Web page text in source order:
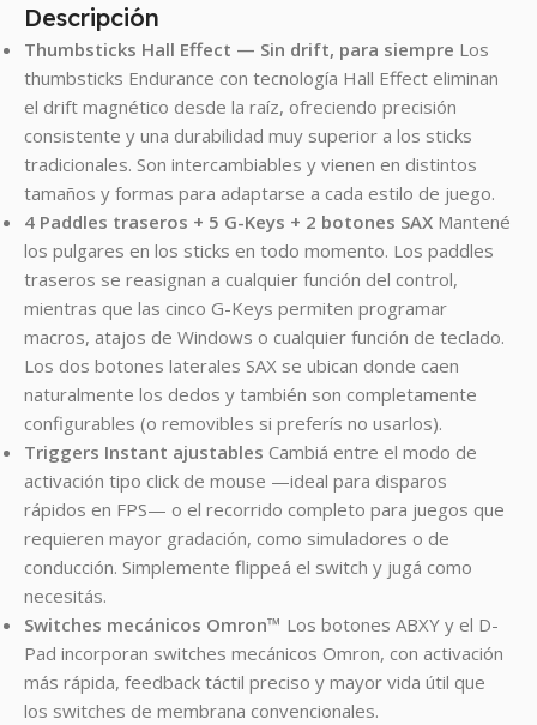
Descripción
Thumbsticks Hall Effect — Sin drift, para siempre Los
thumbsticks Endurance con tecnología Hall Effect eliminan
el drift magnético desde la raíz, ofreciendo precisión
consistente y una durabilidad muy superior a los sticks
tradicionales. Son intercambiables y vienen en distintos
tamaños y formas para adaptarse a cada estilo de juego.
4 Paddles traseros + 5 G-Keys + 2 botones SAX Mantené
los pulgares en los sticks en todo momento. Los paddles
traseros se reasignan a cualquier función del control,
mientras que las cinco G-Keys permiten programar
macros, atajos de Windows o cualquier función de teclado.
Los dos botones laterales SAX se ubican donde caen
naturalmente los dedos y también son completamente
configurables (o removibles si preferís no usarlos).
Triggers Instant ajustables Cambiá entre el modo de
activación tipo click de mouse —ideal para disparos
rápidos en FPS— o el recorrido completo para juegos que
requieren mayor gradación, como simuladores o de
conducción. Simplemente flippeá el switch y jugá como
necesitás.
Switches mecánicos Omron™ Los botones ABXY y el D-
Pad incorporan switches mecánicos Omron, con activación
más rápida, feedback táctil preciso y mayor vida útil que
los switches de membrana convencionales.